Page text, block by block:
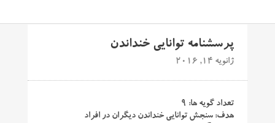
پرسشنامه توانایی خنداندن
ژانویه 14, 2016
تعداد گویه ها: ۹
هدف: سنجش توانایی خنداندن دیگران در افراد